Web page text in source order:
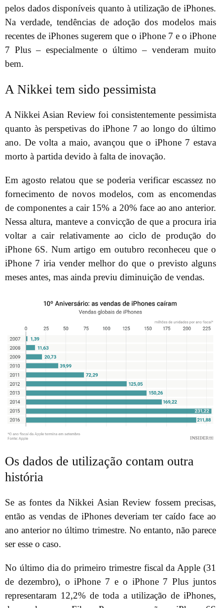
pelos dados disponíveis quanto à utilização de iPhones.
Na verdade, tendências de adoção dos modelos mais
recentes de iPhones sugerem que o iPhone 7 e o iPhone
7 Plus – especialmente o último – venderam muito
bem.
A Nikkei tem sido pessimista
A Nikkei Asian Review foi consistentemente pessimista
quanto às perspetivas do iPhone 7 ao longo do último
ano. De volta a maio, avançou que o iPhone 7 estava
morto à partida devido à falta de inovação.
Em agosto relatou que se poderia verificar escassez no
fornecimento de novos modelos, com as encomendas
de componentes a cair 15% a 20% face ao ano anterior.
Nessa altura, manteve a convicção de que a procura iria
voltar a cair relativamente ao ciclo de produção do
iPhone 6S. Num artigo em outubro reconheceu que o
iPhone 7 iria vender melhor do que o previsto alguns
meses antes, mas ainda previu diminuição de vendas.
Os dados de utilização contam outra
história
Se as fontes da Nikkei Asian Review fossem precisas,
então as vendas de iPhones deveriam ter caído face ao
ano anterior no último trimestre. No entanto, não parece
ser esse o caso.
No último dia do primeiro trimestre fiscal da Apple (31
de dezembro), o iPhone 7 e o iPhone 7 Plus juntos
representaram 12,2% de toda a utilização de iPhones,